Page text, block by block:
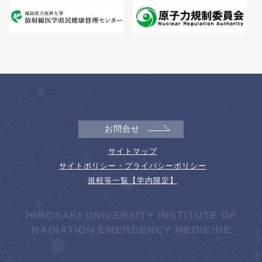
お問合せ
サイトマップ
サイトポリシー・プライバシーポリシー
規程等一覧【学内限定】
HIROSAKI UNIVERSITY INSTITUTE OF
RADIATION EMERGENCY MEDICINE